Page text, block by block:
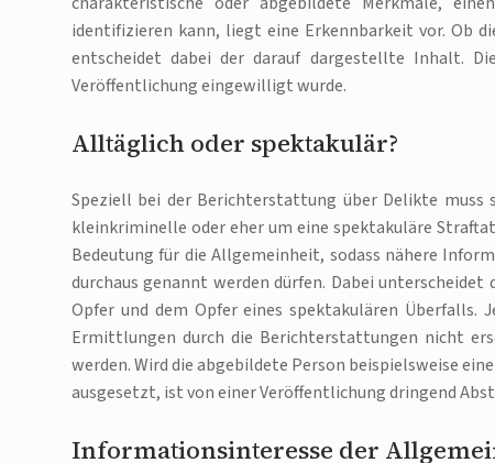
identifizieren kann, liegt eine Erkennbarkeit vor. Ob
entscheidet dabei der darauf dargestellte Inhalt.
Veröffentlichung eingewilligt wurde.
Alltäglich oder spektakulär?
Speziell bei der Berichterstattung über Delikte muss
kleinkriminelle oder eher um eine spektakuläre
Bedeutung für die Allgemeinheit, sodass nähere
durchaus genannt werden dürfen. Dabei
Opfer und dem Opfer eines spektakulären Überfalls.
Ermittlungen durch die Berichterstattungen nicht
werden. Wird die abgebildete Person beispielsweise
ausgesetzt, ist von einer Veröffentlichung dringend
Informationsinteresse der